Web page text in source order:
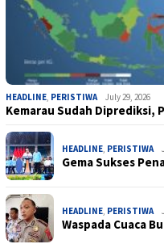
HEADLINE PERISTIWA July 29, 2026
Kemarau Sudah Diprediksi,
HEADLINE PERISTIWA
Gema Sukses
HEADLINE PERISTIWA
Waspada Cuaca